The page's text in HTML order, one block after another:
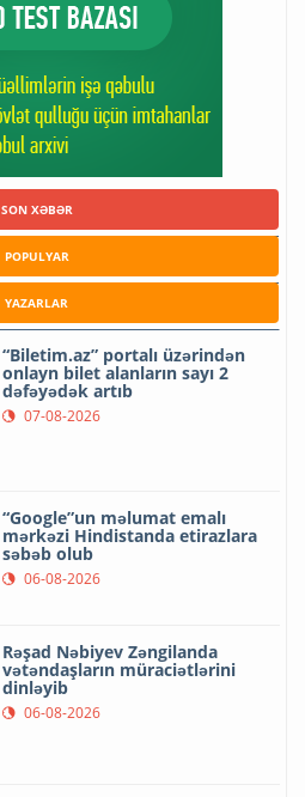
SON XƏBƏR
POPULYAR
YAZARLAR
“Biletim.az” portalı üzərindən
onlayn bilet alanların sayı 2
dəfəyədək artıb
07-08-2026
“Google”un məlumat emalı
mərkəzi Hindistanda etirazlara
səbəb olub
06-08-2026
Rəşad Nəbiyev Zəngilanda
vətəndaşların müraciətlərini
dinləyib
06-08-2026